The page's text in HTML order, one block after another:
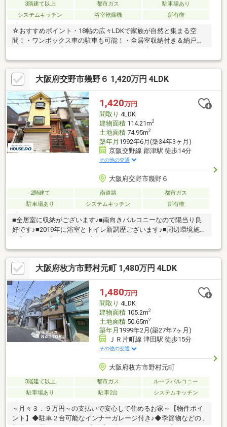
3階建て以上 都市ガス
駐車場あり
システムキッチン
浴室乾燥機 所有権
☆おすすめポイント・18帖の広々LDKで家族が自然と集まる空
間！・ワンボックス車の駐車も可能！・全居室収納付き＆納戸あ
で陽当たり・通風良好☆暮らしやすい住環境・スーパー 徒歩10分
以内・市街地も近く、生活利便性◎・閑静な住宅街で子育てにも
安心住宅大情報館は常時4000件以上の物件をご紹介！宅地建物取
引主任、住宅ローンアドバイザー、司法書士など不動産のプロフ
ェッショナルが揃っているのでお気軽にご相談ください。他にな
くてもココならきっと、希望の不動産物件が見つかります。
大阪府交野市幾野６ 1,420万円 4LDK
1,420万円
間取り 4LDK
建物面積114.21m2
土地面積74.95m2
築年月 1992年6月(築34年3ヶ月)
京阪交野線 郡津駅 徒歩14分
その他の交通
大阪府交野市幾野６
2階建て 南道路
都市ガス
駐車場あり
システムキッチン 所有権
■全居室に収納がございます♪■南向きバルコニーなので陽当り良
好です♪■2019年に浴室とトイレ新調歴ございます♪■周辺環境施設
■【スーパー】 サンディ交野郡津店：徒歩14分【コンビニ】
ローソン枚方春日西町一丁目店：徒歩10分【コンビニ】 ミニス
トップ枚方村野高見台店：徒歩15分【ドラッグストア】 ドラッ
グアカカベ桜丘店：徒歩15分【中学校】 交野市立第二中学校：
徒歩17分【小学校】 交野市立郡津小学校：徒歩14分ご覧いただ
きありがとうございます。ぜひお気軽にお問い合わせください。
大阪府枚方市野村元町 1,480万円 4LDK
1,480万円
間取り 4LDK
建物面積105.2m2
土地面積50.65m2
築年月 1999年2月(築27年7ヶ月)
ＪＲ片町線 津田駅 徒歩15分
その他の交通
大阪府枚方市野村元町
3階建て以上 都市ガス
ルーフバルコニー
駐車場あり
駐車2台 システムキッチン
～月々３．９万円～の支払いで安心して住めるお家～【物件ポイ
ント】◆駐車２台可能なインナーガレージ付き♪◆季節物などの